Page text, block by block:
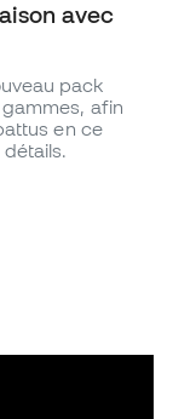
avec
pack
afin
en ce